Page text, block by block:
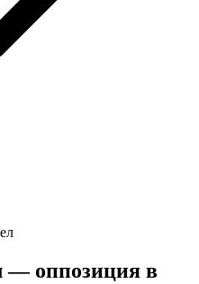
— оппозиция в